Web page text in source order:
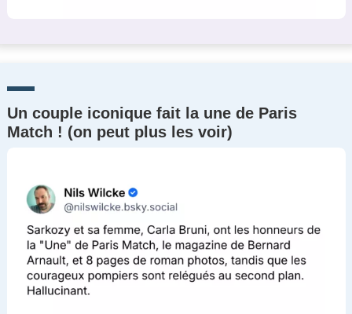
Un couple iconique fait la une de Paris
Match ! (on peut plus les voir)